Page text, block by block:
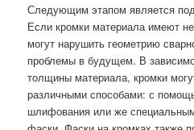
Следующим этапом является
Если кромки материала имеют
могут нарушить геометрию
проблемы в будущем. В
толщины материала, кромки
различными способами: с
шлифования или же